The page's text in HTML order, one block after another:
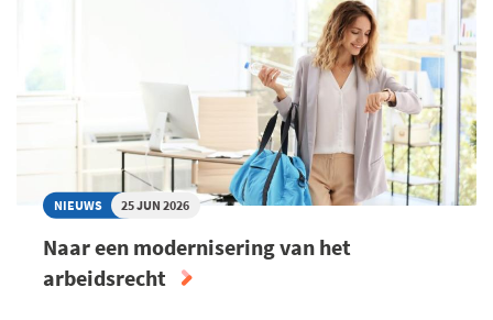
NIEUWS 25 JUN 2026
Naar een modernisering van het
arbeidsrecht